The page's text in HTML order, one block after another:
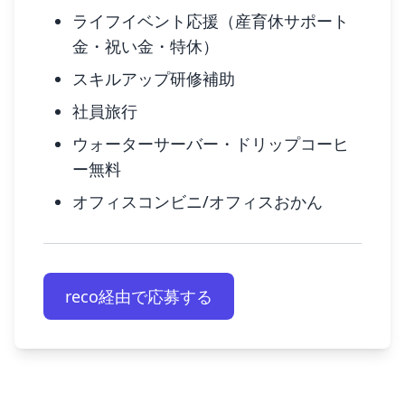
ライフイベント応援（産育休サポート
金・祝い金・特休）
スキルアップ研修補助
社員旅行
ウォーターサーバー・ドリップコーヒ
ー無料
オフィスコンビニ/オフィスおかん
reco経由で応募する